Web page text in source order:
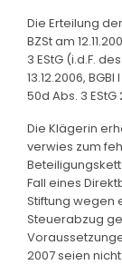
Die Erteilung
BZSt am
3 EStG (i.d.F.
13.12.2006,
50d Abs. 3
Die Klägerin
verwies zum
Fall eines
Stiftung wegen
Steuerabzug
2007 seien